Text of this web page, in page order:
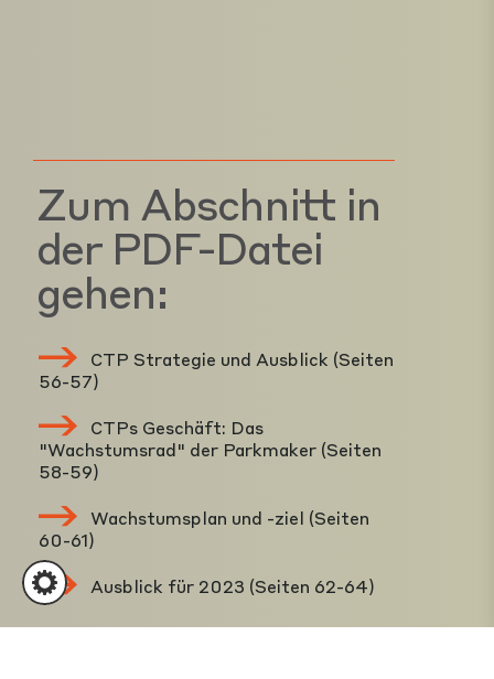
Zum Abschnitt in
der PDF-Datei
gehen:
CTP Strategie und Ausblick (Seiten
56-57)
CTPs Geschäft: Das
"Wachstumsrad" der Parkmaker (Seiten
58-59)
Wachstumsplan und -ziel (Seiten
60-61)
Ausblick für 2023 (Seiten 62-64)